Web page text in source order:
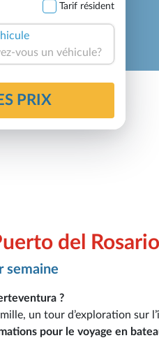
Tarif résident
vous un véhicule?
PRIX
del Rosario
semaine
?
un tour d’exploration sur
pour le voyage en